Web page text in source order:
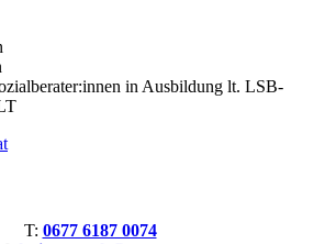
in Ausbildung lt. LSB-
T: 0677 6187 0074